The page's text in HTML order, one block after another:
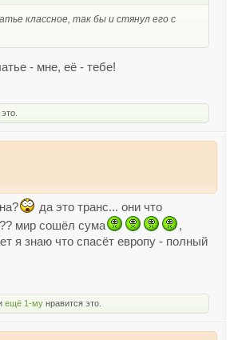
классное, так бы и стянул его с
- мне, её - тебе!
да это транс... они что
мир сошёл сума
,
я знаю что спасёт европу - полный
ещё 1-му нравится это.